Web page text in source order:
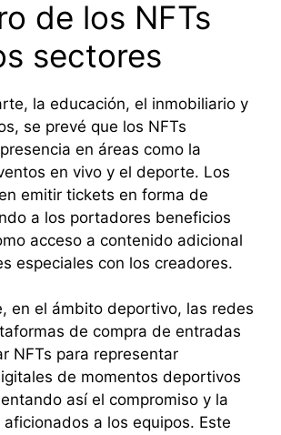
de los NFTs
sectores
la educación, el inmobiliario y
se prevé que los NFTs
en áreas como la
en vivo y el deporte. Los
emitir tickets en forma de
a los portadores beneficios
acceso a contenido adicional
especiales con los creadores.
en el ámbito deportivo, las redes
de compra de entradas
NFTs para representar
de momentos deportivos
así el compromiso y la
a los equipos. Este